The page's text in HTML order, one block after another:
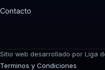
Contacto
torneos@lbcchile.com
Sitio web desarrollado por Liga
Terminos y Condiciones